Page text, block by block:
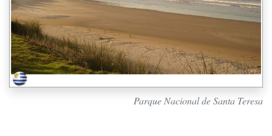
Parque Nacional de Santa Teresa